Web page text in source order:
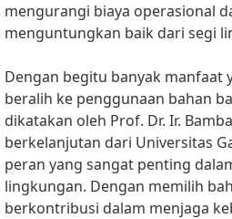
mengurangi biaya operasional
menguntungkan baik dari segi
Dengan begitu banyak manfaat
beralih ke penggunaan bahan
dikatakan oleh Prof. Dr. Ir.
berkelanjutan dari Universitas
peran yang sangat penting
lingkungan. Dengan memilih
berkontribusi dalam menjaga